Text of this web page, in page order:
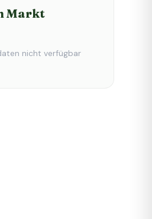
Markt
nicht verfügbar